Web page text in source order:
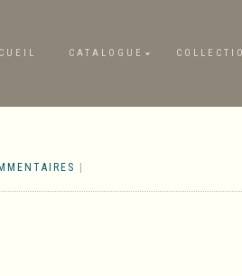
CATALOGUE